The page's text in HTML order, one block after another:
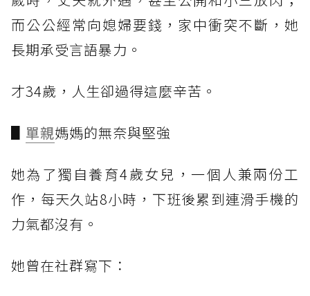
而公公經常向媳婦要錢，家中衝突不斷，她
長期承受言語暴力。
才34歲，人生卻過得這麼辛苦。
▋ 單親媽媽的無奈與堅強
她為了獨自養育4歲女兒，一個人兼兩份工
作，每天久站8小時，下班後累到連滑手機的
力氣都沒有。
她曾在社群寫下：